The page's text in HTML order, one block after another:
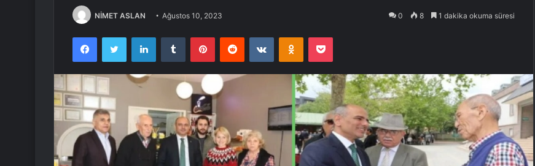
NİMET ASLAN Ağustos 10, 2023 0 8 1 dakika okuma süresi
FacebookTwitter LinkedInTumblr PinterestReddit VKontakteOdnoklassniki
Pocket